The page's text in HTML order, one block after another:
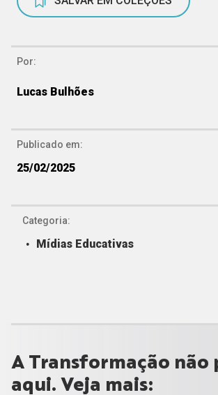
Por:
Lucas Bulhões
Publicado em:
25/02/2025
Categoria:
Mídias Educativas
A Transformação não
aqui. Veja mais: